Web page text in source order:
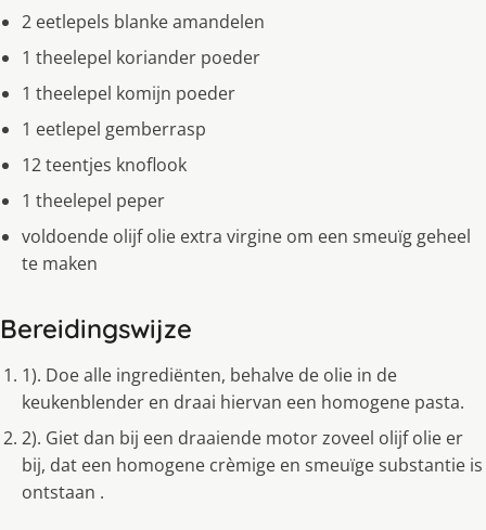
2 eetlepels blanke amandelen
1 theelepel koriander poeder
1 theelepel komijn poeder
1 eetlepel gemberrasp
12 teentjes knoflook
1 theelepel peper
voldoende olijf olie extra virgine om een smeuïg geheel
te maken
Bereidingswijze
1). Doe alle ingrediënten, behalve de olie in de
keukenblender en draai hiervan een homogene pasta.
2). Giet dan bij een draaiende motor zoveel olijf olie er
bij, dat een homogene crèmige en smeuïge substantie is
ontstaan .